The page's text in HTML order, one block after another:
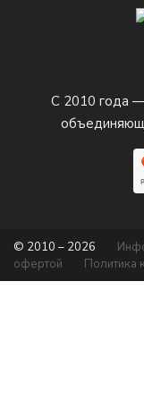
С 2010 года
© 2010 – 2026
офертой
Политика